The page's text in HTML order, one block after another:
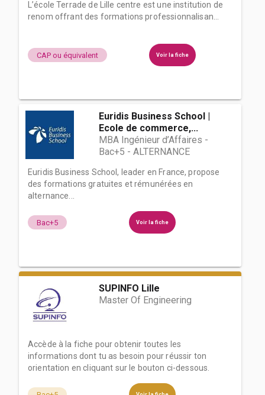
L’école Terrade de Lille centre est une institution de
renom offrant des formations professionnalisan...
CAP ou équivalent Voir la fiche
Euridis Business School |
Ecole de commerce,...
MBA Ingénieur d’Affaires -
Bac+5 - ALTERNANCE
Euridis Business School, leader en France, propose
des formations gratuites et rémunérées en
alternance...
Bac+5 Voir la fiche
SUPINFO Lille
Master Of Engineering
Accède à la fiche pour obtenir toutes les
informations dont tu as besoin pour réussir ton
orientation en cliquant sur le bouton ci-dessous.